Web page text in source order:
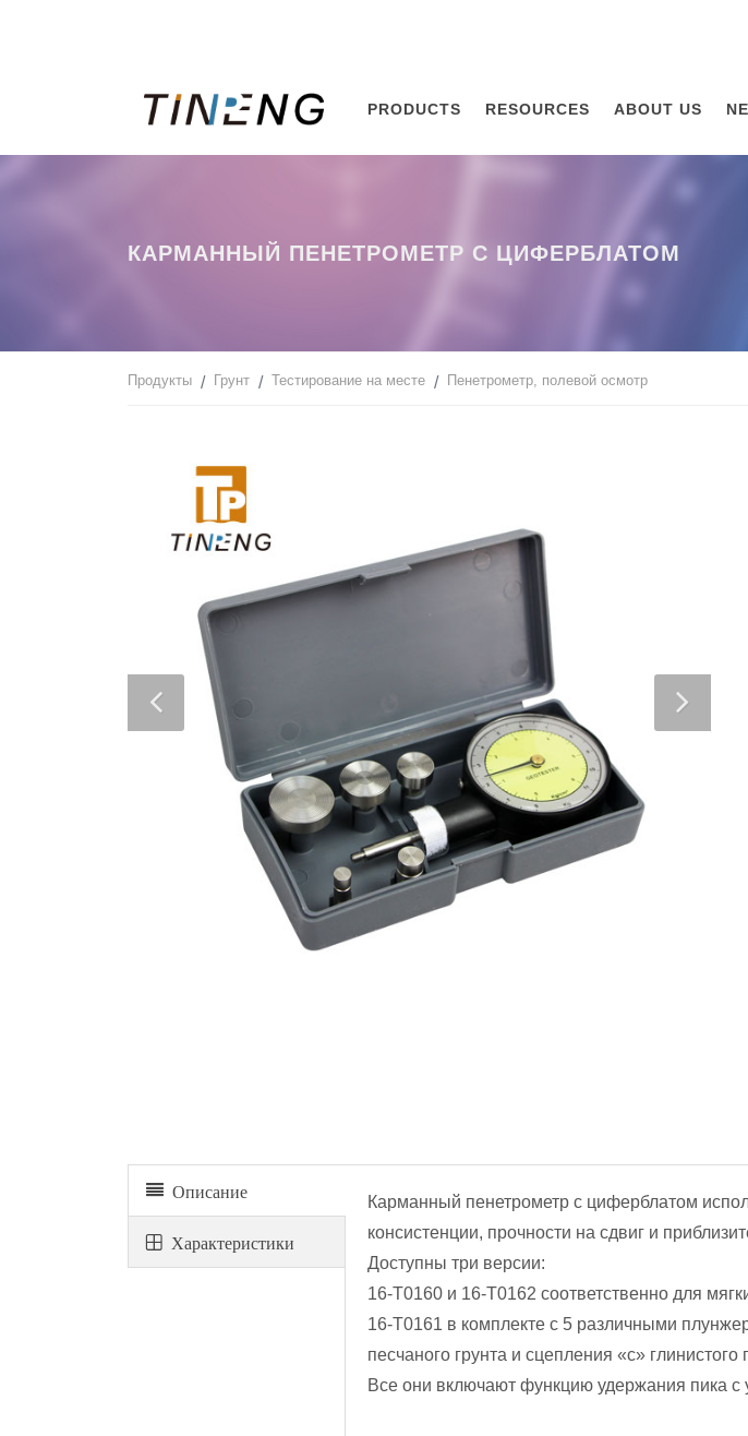
PRODUCTS RESOURCES ABOUT US
КАРМАННЫЙ ПЕНЕТРОМЕТР С ЦИФЕРБЛАТОМ
Продукты Грунт Тестирование на месте Пенетрометр, полевой осмотр
Описание
Xарактеристики
Карманный пенетрометр с циферблатом
консистенции, прочности на сдвиг и
Доступны три версии:
16-T0160 и 16-T0162 соответственно для
16-T0161 в комплекте с 5 различными
песчаного грунта и сцепления «с» глинистого
Все они включают функцию удержания пика с